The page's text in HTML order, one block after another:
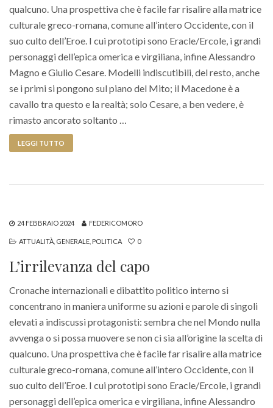
qualcuno. Una prospettiva che è facile far risalire alla matrice
culturale greco-romana, comune all’intero Occidente, con il
suo culto dell’Eroe. I cui prototipi sono Eracle/Ercole, i grandi
personaggi dell’epica omerica e virgiliana, infine Alessandro
Magno e Giulio Cesare. Modelli indiscutibili, del resto, anche
se i primi si pongono sul piano del Mito; il Macedone è a
cavallo tra questo e la realtà; solo Cesare, a ben vedere, è
rimasto ancorato soltanto …
LEGGI TUTTO
24 FEBBRAIO 2024 FEDERICOMORO
ATTUALITÀ GENERALE POLITICA 0
L’irrilevanza del capo
Cronache internazionali e dibattito politico interno si
concentrano in maniera uniforme su azioni e parole di singoli
elevati a indiscussi protagonisti: sembra che nel Mondo nulla
avvenga o si possa muovere se non ci sia all’origine la scelta di
qualcuno. Una prospettiva che è facile far risalire alla matrice
culturale greco-romana, comune all’intero Occidente, con il
suo culto dell’Eroe. I cui prototipi sono Eracle/Ercole, i grandi
personaggi dell’epica omerica e virgiliana, infine Alessandro